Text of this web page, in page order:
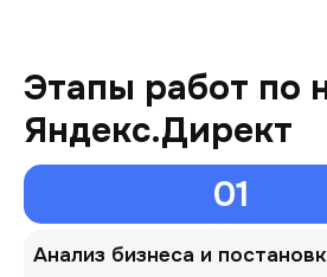
Этапы работ по
Яндекс.Директ
01
Анализ бизнеса и